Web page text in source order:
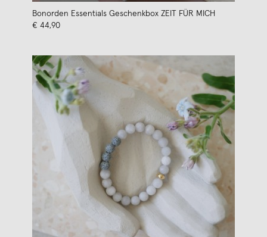
Bonorden Essentials Geschenkbox ZEIT FÜR MICH
€ 44,90